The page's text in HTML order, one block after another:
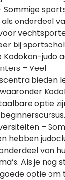
Sommige
onderdeel
bij
Kodokan-judo
– Veel
bieden
optie
–
hebben
van
Als je nog
optie om